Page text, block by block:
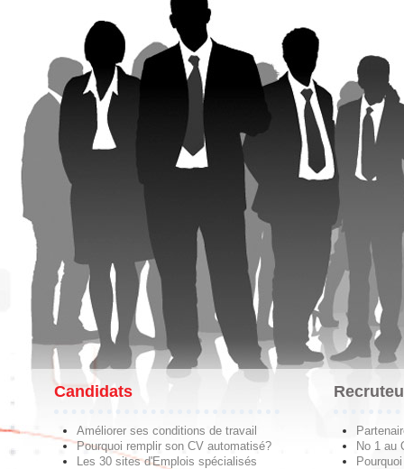
Candidats
Améliorer ses conditions de travail
Pourquoi remplir son CV automatisé?
Les 30 sites d'Emplois spécialisés
No 1 au